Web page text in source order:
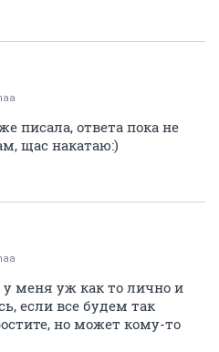
писала, ответа пока не
щас накатаю:)
у меня уж как то лично и
если все будем так
но может кому-то